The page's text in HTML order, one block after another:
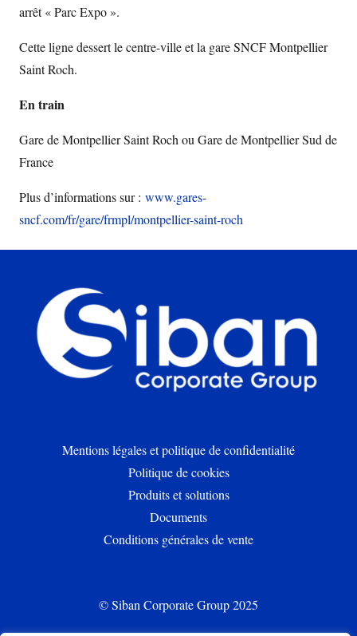
arrêt « Parc Expo ».
Cette ligne dessert le centre-ville et la gare SNCF Montpellier
Saint Roch.
En train
Gare de Montpellier Saint Roch ou Gare de Montpellier Sud de
France
Plus d’informations sur : www.gares-
sncf.com/fr/gare/frmpl/montpellier-saint-roch
Mentions légales et politique de confidentialité
Politique de cookies
Produits et solutions
Documents
Conditions générales de vente
© Siban Corporate Group 2025